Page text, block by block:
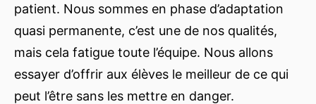
patient. Nous sommes en phase d’adaptation
quasi permanente, c’est une de nos qualités,
mais cela fatigue toute l’équipe. Nous allons
essayer d’offrir aux élèves le meilleur de ce qui
peut l’être sans les mettre en danger.